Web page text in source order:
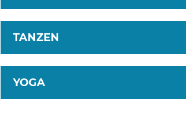
TANZEN
YOGA